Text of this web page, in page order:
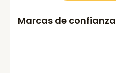
Marcas de confianza